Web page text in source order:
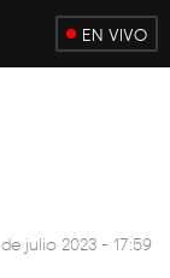
EN VIVO
julio 2023 - 17:59